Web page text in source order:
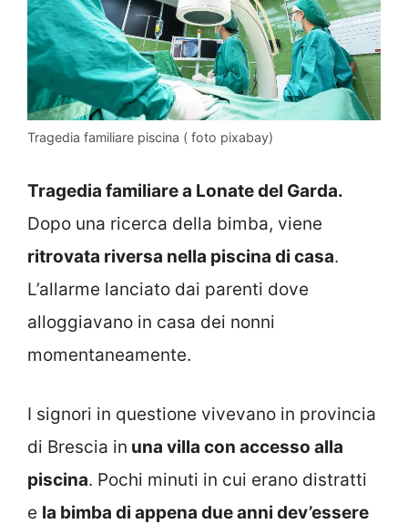
Tragedia familiare piscina ( foto pixabay)
Tragedia familiare a Lonate del Garda.
Dopo una ricerca della bimba, viene
ritrovata riversa nella piscina di casa.
L’allarme lanciato dai parenti dove
alloggiavano in casa dei nonni
momentaneamente.
I signori in questione vivevano in provincia
di Brescia in una villa con accesso alla
piscina. Pochi minuti in cui erano distratti
e la bimba di appena due anni dev’essere